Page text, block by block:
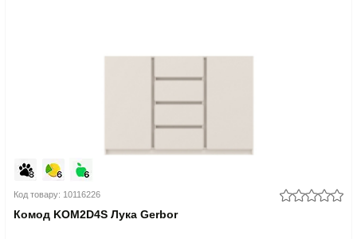
Код товару: 10116226
Комод KOM2D4S Лука Gerbor